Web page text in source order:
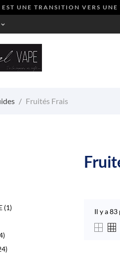
EST UNE TRANSITION VERS
keyboard_arrow_down
Fruités Frais
(1)
Il y a